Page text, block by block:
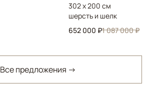
302 x 200 см
шерсть и шелк
652 000 ₽1 087 000 ₽
Все предложения →